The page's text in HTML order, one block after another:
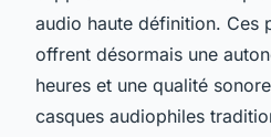
audio haute définition. Ces
offrent désormais une
heures et une qualité
casques audiophiles